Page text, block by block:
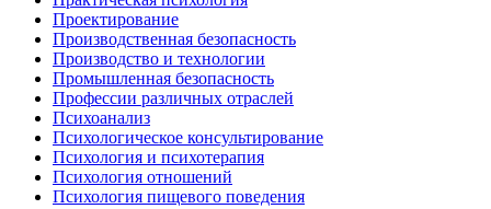
Проектирование
Производственная безопасность
Производство и технологии
Промышленная безопасность
Профессии различных отраслей
Психоанализ
Психологическое консультирование
Психология и психотерапия
Психология отношений
Психология пищевого поведения